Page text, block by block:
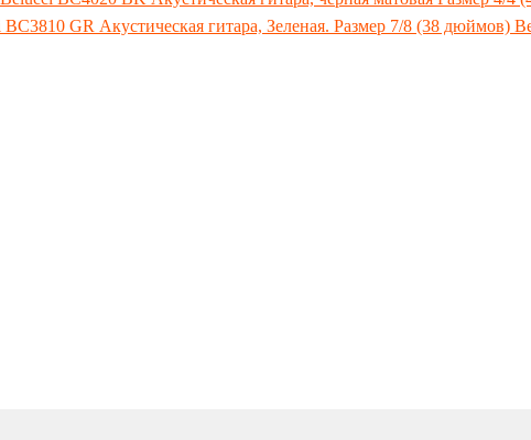
Акустическая гитара, Зеленая. Размер 7/8 (38 дюймов)